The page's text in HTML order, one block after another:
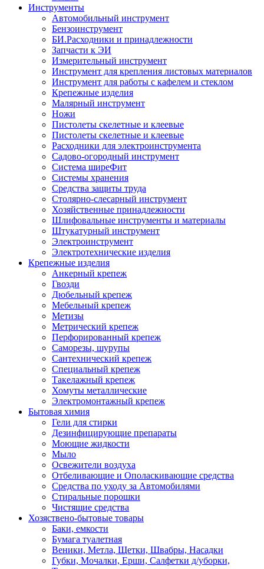
Инструменты
Автомобильный инструмент
Бензоинструмент
БИ.Расходники и принадлежности
Запчасти к ЭИ
Измерительный инструмент
Инструмент для крепления листовых материалов
Инструмент для работы с кафелем и стеклом
Крепежные изделия
Малярный инструмент
Ножи
Пистолеты скелетные и клеевые
Пистолеты скелетные и клеевые
Расходники для электроинструмента
Садово-огородный инструмент
Система ширеФит
Системы хранения
Средства защиты труда
Столярно-слесарный инструмент
Хозяйственные принадлежности
Шлифовальные инструменты и материалы
Штукатурный инструмент
Электроинструмент
Электротехнические изделия
Крепежные изделия
Анкерный крепеж
Гвозди
Дюбельный крепеж
Мебельный крепеж
Метизы
Метрический крепеж
Перфорированный крепеж
Саморезы, шурупы
Сантехнический крепеж
Специальный крепеж
Такелажный крепеж
Хомуты металлические
Электромонтажный крепеж
Бытовая химия
Гели для стирки
Дезинфицирующие препараты
Моющие жидкости
Мыло
Освежители воздуха
Отбеливающие и Ополаскивающие средства
Средства по уходу за Автомобилями
Стиральные порошки
Чистящие средства
Хозяствено-бытовые товары
Баки, емкости
Бумага туалетная
Веники, Метла, Щетки, Швабры, Насадки
Губки, Мочалки, Ерши, Салфетки д/уборки,